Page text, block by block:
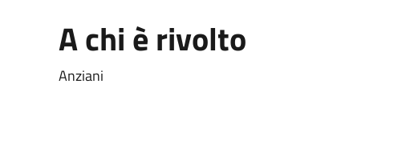
A chi è rivolto
Anziani